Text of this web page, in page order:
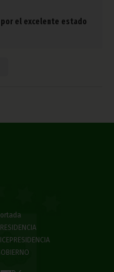
el excelente estado